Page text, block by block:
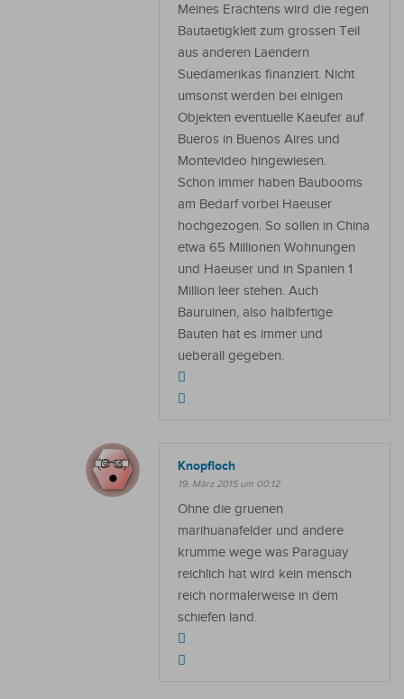
Meines Erachtens wird die regen
Bautaetigkleit zum grossen Teil
aus anderen Laendern
Suedamerikas finanziert. Nicht
umsonst werden bei einigen
Objekten eventuelle Kaeufer auf
Bueros in Buenos Aires und
Montevideo hingewiesen.
Schon immer haben Baubooms
am Bedarf vorbei Haeuser
hochgezogen. So sollen in China
etwa 65 Millionen Wohnungen
und Haeuser und in Spanien 1
Million leer stehen. Auch
Bauruinen, also halbfertige
Bauten hat es immer und
ueberall gegeben.
Knopfloch
19. März 2015 um 00:12
Ohne die gruenen
marihuanafelder und andere
krumme wege was Paraguay
reichlich hat wird kein mensch
reich normalerweise in dem
schiefen land.